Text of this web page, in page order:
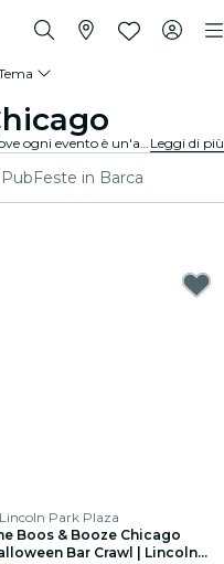
Scopri le migliori feste a tema a Chicago, dove ogni evento è un'avventura unica! Serate glamour, party al neon, serate retrò, festival nazionali e tanto altro ti garantiamo esperienze uniche! Balla e crea ricordi indimenticabili! Leggi di più
Feste in Barca
Lincoln Park Plaza
Boos & Booze Chicago
Bar Crawl | Lincoln